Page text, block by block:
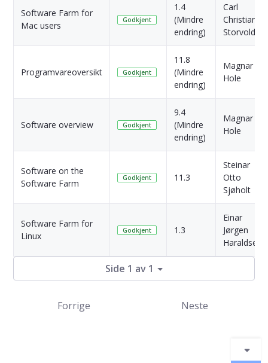
Software Farm for
Mac users
Godkjent
1.4
(Mindre
endring)
Carl
Christian
Storvold
Programvareoversikt Godkjent
11.8
(Mindre
endring)
Magnar
Hole
Software overview Godkjent
9.4
(Mindre
endring)
Magnar
Hole
Software on the
Software Farm
Godkjent 11.3
Steinar
Otto
Sjøholt
Software Farm for
Linux
Godkjent 1.3
Einar
Jørgen
Haraldseid
Side 1 av 1
Forrige Neste